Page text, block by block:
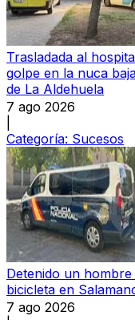
Trasladada al
golpe en la nuca
de La Aldehuela
7 ago 2026
Categoría: Sucesos
Detenido un
bicicleta en
7 ago 2026